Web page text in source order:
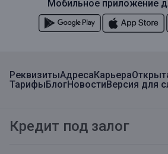
РеквизитыАдресаКарьера
ТарифыБлогНовостиВерсия для
Кредит под залог
Мобильное приложение